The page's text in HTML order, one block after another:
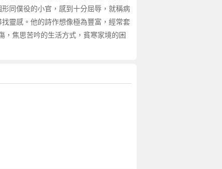
同僕役的小官，感到十分屈辱，就稱病
靈感。他的詩作想像極為豐富，經常套
，焦思苦吟的生活方式，貧寒家境的困